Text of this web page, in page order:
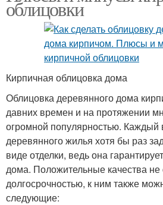
облицовки
Кирпичная облицовка дома
Облицовка деревянного дома
давних времен и на протяжении
огромной популярностью. Каждый
деревянного жилья хотя бы раз
виде отделки, ведь она
дома. Положительные качества не
долгосрочностью, к ним также
следующие: